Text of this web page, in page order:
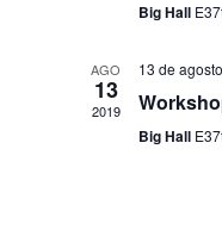
Big Hall
AGO
13
2019
13 de
Big Hall